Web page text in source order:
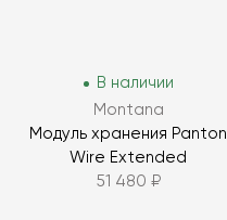
В наличии
Montana
Модуль хранения Panton
Wire Extended
51 480 ₽